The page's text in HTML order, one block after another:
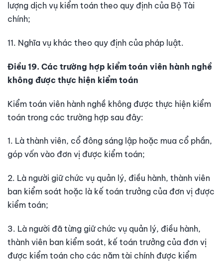
lượng dịch vụ kiểm toán theo quy định của Bộ Tài
chính;
11. Nghĩa vụ khác theo quy định của pháp luật.
Điều 19. Các trường hợp kiểm toán viên hành nghề
không được thực hiện kiểm toán
Kiểm toán viên hành nghề không được thực hiện kiểm
toán trong các trường hợp sau đây:
1. Là thành viên, cổ đông sáng lập hoặc mua cổ phần,
góp vốn vào đơn vị được kiểm toán;
2. Là người giữ chức vụ quản lý, điều hành, thành viên
ban kiểm soát hoặc là kế toán trưởng của đơn vị được
kiểm toán;
3. Là người đã từng giữ chức vụ quản lý, điều hành,
thành viên ban kiểm soát, kế toán trưởng của đơn vị
được kiểm toán cho các năm tài chính được kiểm